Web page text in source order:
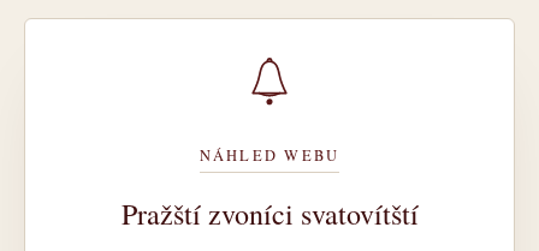
NÁHLED WEBU
Pražští zvoníci svatovítští